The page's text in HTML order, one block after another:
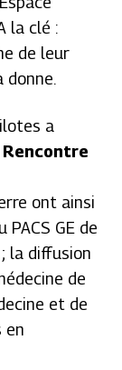
la clé :
de leur
donne.
a
ont ainsi
GE de
la diffusion
de
et de
en